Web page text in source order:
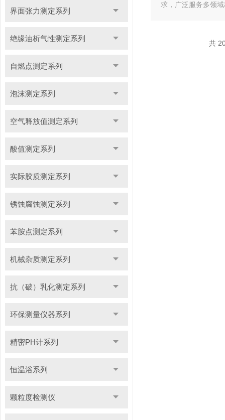
界面张力测定系列
绝缘油析气性测定系列
自燃点测定系列
泡沫测定系列
空气释放值测定系列
酸值测定系列
实际胶质测定系列
锈蚀腐蚀测定系列
苯胺点测定系列
机械杂质测定系列
抗（破）乳化测定系列
环保测量仪器系列
精密PH计系列
恒温浴系列
颗粒度检测仪
求，广泛服务多领
共